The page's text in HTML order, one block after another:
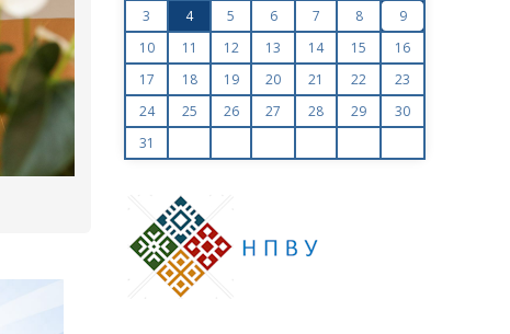
показват резултатите от проверките на „АЕЦ
– Нови мощности“
3
4 5 6 7 8
9
10
11 12 13 14 15
16
17
18 19 20 21 22
23
24
25 26 27 28 29
30
31